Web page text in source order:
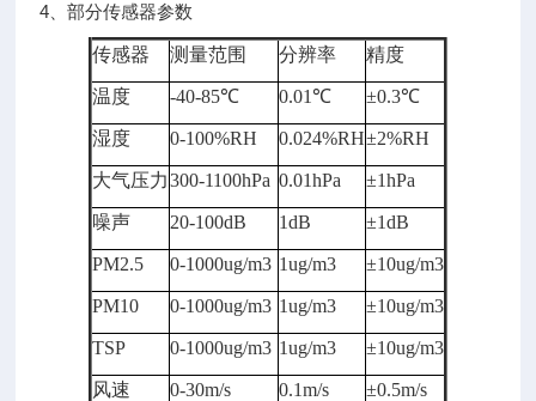
4、部分传感器参数
传感器 测量范围 分辨率 精度
温度 -40-85℃ 0.01℃ ±0.3℃
湿度 0-100%RH 0.024%RH±2%RH
大气压力300-1100hPa 0.01hPa ±1hPa
噪声 20-100dB 1dB ±1dB
PM2.5 0-1000ug/m3 1ug/m3 ±10ug/m3
PM10 0-1000ug/m3 1ug/m3 ±10ug/m3
TSP 0-1000ug/m3 1ug/m3 ±10ug/m3
风速 0-30m/s 0.1m/s ±0.5m/s